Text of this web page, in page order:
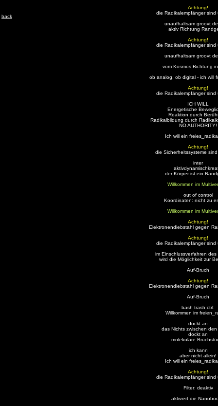
back
Achtung!
die Radikalempfänger sind
unaufhaltsam groovt
aktiv Richtung
Achtung!
die Radikalempfänger sind
unaufhaltsam groovt
vom Kosmos Richtung
ob analog, ob digital - ich will
Achtung!
die Radikalempfänger sind
ICH WILL
Energetische
Reaktion durch
Radikalbildung durch
NO AUTHORITY!
Ich will ein
Achtung!
die Sicherheitssysteme
inter
der Körper ist ein
Willkommen im
out of control
Koordinaten: nicht zu
Willkommen im
Achtung!
Elektronendiebstahl gegen
Achtung!
die Radikalempfänger sind
im Einschlussverfahren des
wird die Möglichkeit zur
Auf-Bruch
Achtung!
Elektronendiebstahl gegen
Auf-Bruch
bash trash ctrl:
Willkommen im
dockt an
das Nichts zwischen
dockt an
molekulare
ich kann
aber nicht allein!
Ich will ein
Achtung!
die Radikalempfänger sind
Filter: deaktiv
aktiviert die